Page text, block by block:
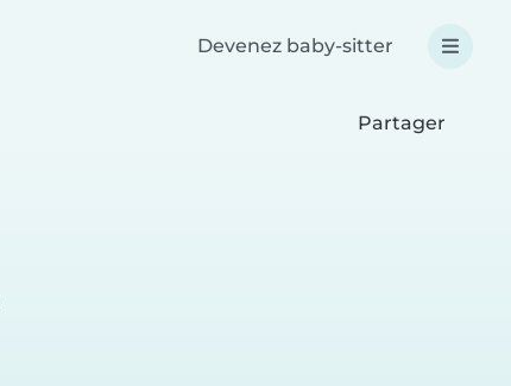
Devenez baby-sitter
Partager